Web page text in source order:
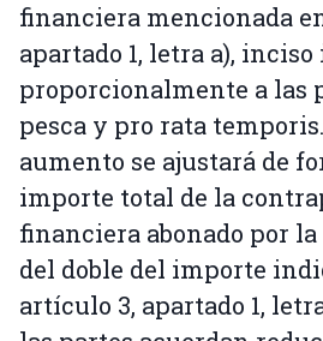
financiera mencionada
apartado 1, letra a),
proporcionalmente a las
pesca y pro rata
aumento se ajustará de
importe total de la
financiera abonado por la
del doble del importe
artículo 3, apartado 1,